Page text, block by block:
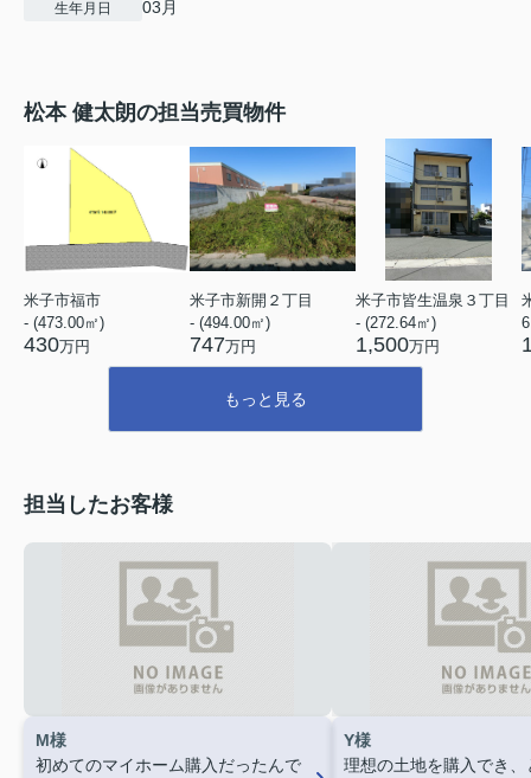
生年月日 03月
松本 健太朗の担当売買物件
米子市福市
- (473.00㎡)
430万円
米子市新開２丁目
- (494.00㎡)
747万円
米子市皆生温泉３丁目
- (272.64㎡)
1,500万円
もっと見る
担当したお客様
M様
初めてのマイホーム購入だったんで
Y様
理想の土地を購入でき、